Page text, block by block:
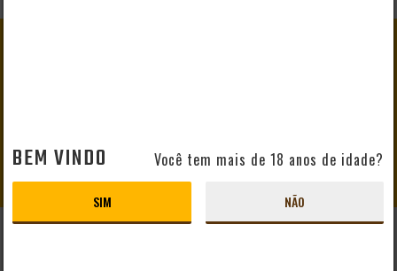
CADASTRAR
BEM VINDO Você tem mais de 18 anos de idade?
SIM NÃO